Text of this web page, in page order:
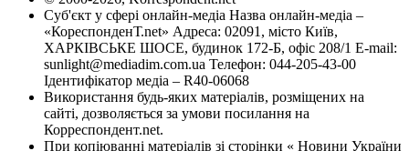
Суб'єкт у сфері онлайн-медіа Назва онлайн-медіа –
«КореспонденТ.net» Адреса: 02091, місто Київ,
ХАРКІВСЬКЕ ШОСЕ, будинок 172-Б, офіс 208/1 E-mail:
sunlight@mediadim.com.ua Телефон: 044-205-43-00
Ідентифікатор медіа – R40-06068
Використання будь-яких матеріалів, розміщених на
сайті, дозволяється за умови посилання на
Корреспондент.net.
При копіюванні матеріалів зі сторінки « Новини України